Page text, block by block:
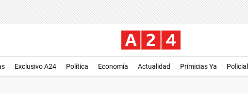
Exclusivo A24 Política Economía Actualidad Primicias Ya